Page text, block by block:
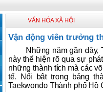
VĂN HÓA XÃ HỘI
Vận động viên trưởng
Những năm gần đây,
này thể hiện rõ qua sự
những thành tích mà các
tế. Nổi bật trong bảng
Taekwondo Thành phố Hồ